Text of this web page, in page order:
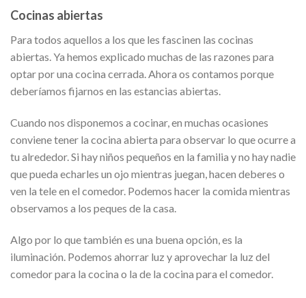
Cocinas abiertas
Para todos aquellos a los que les fascinen las cocinas
abiertas. Ya hemos explicado muchas de las razones para
optar por una cocina cerrada. Ahora os contamos porque
deberíamos fijarnos en las estancias abiertas.
Cuando nos disponemos a cocinar, en muchas ocasiones
conviene tener la cocina abierta para observar lo que ocurre a
tu alrededor. Si hay niños pequeños en la familia y no hay nadie
que pueda echarles un ojo mientras juegan, hacen deberes o
ven la tele en el comedor. Podemos hacer la comida mientras
observamos a los peques de la casa.
Algo por lo que también es una buena opción, es la
iluminación. Podemos ahorrar luz y aprovechar la luz del
comedor para la cocina o la de la cocina para el comedor.